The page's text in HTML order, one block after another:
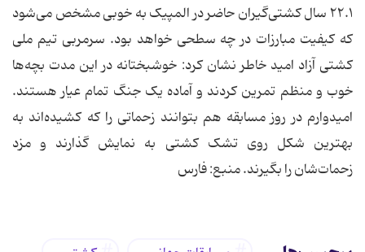
۲۲.۱ سال کشتی‌گیران حاضر در المپیک به خوبی مشخص می‌شود
که کیفیت مبارزات در چه سطحی خواهد بود. سرمربی تیم ملی
کشتی آزاد امید خاطر نشان کرد: خوشبختانه در این مدت بچه‌ها
خوب و منظم تمرین کردند و آماده یک جنگ تمام عیار هستند.
امیدوارم در روز مسابقه هم بتوانند زحماتی را که کشیده‌اند به
بهترین شکل روی تشک کشتی به نمایش گذارند و مزد
زحمات‌شان را بگیرند. منبع: فارس